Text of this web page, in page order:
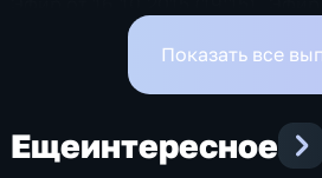
Показать все
Ещеинтересное